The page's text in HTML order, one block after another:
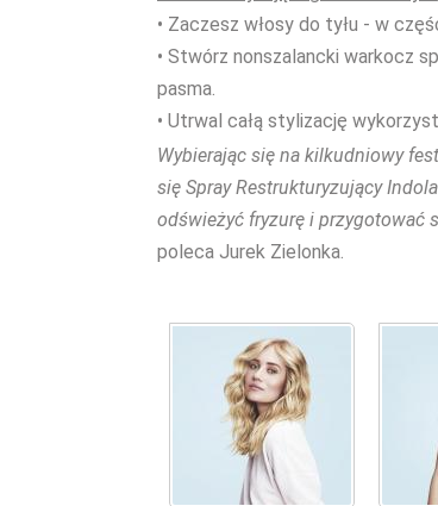
• Zaczesz włosy do tyłu - w
• Stwórz nonszalancki warkocz
pasma.
• Utrwal całą stylizację
Wybierając się na kilkudniowy
się Spray Restrukturyzujący
odświeżyć fryzurę i przygotować
poleca Jurek Zielonka.